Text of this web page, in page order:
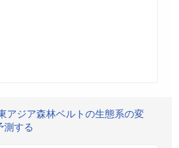
アジア森林ベルトの生態系の変
測する